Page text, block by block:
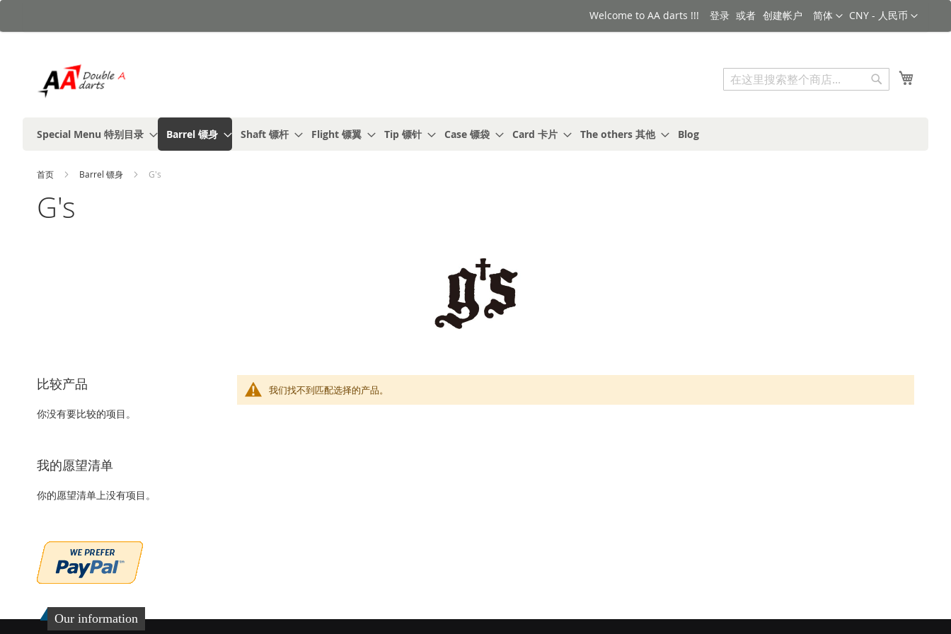
到
货币
CNY - 人民币
语言
简体
Welcome to AA darts !!! 登录 创建帐户
搜索
Special Menu 特别目录
Barrel 镖身 Shaft 镖杆 Flight 镖翼 Tip 镖针 Case 镖袋 Card 卡片 The others 其他 Blog
首页 Barrel 镖身 G's
G's
我们找不到匹配选择的产品。
比较产品
你没有要比较的项目。
我的愿望清单
你的愿望清单上没有项目。
Our information